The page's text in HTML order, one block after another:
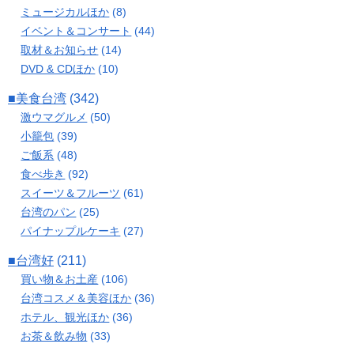
ミュージカルほか (8)
イベント＆コンサート (44)
取材＆お知らせ (14)
DVD & CDほか (10)
■美食台湾 (342)
激ウマグルメ (50)
小籠包 (39)
ご飯系 (48)
食べ歩き (92)
スイーツ＆フルーツ (61)
台湾のパン (25)
パイナップルケーキ (27)
■台湾好 (211)
買い物＆お土産 (106)
台湾コスメ＆美容ほか (36)
ホテル、観光ほか (36)
お茶＆飲み物 (33)